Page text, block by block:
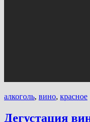
алкоголь, вино, красное
Дегустация